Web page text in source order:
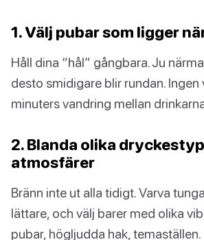
1. Välj pubar som ligger
Håll dina “hål” gångbara. Ju
desto smidigare blir rundan. Ingen
minuters vandring mellan
2. Blanda olika
atmosfärer
Bränn inte ut alla tidigt. Varva
lättare, och välj barer med olika
pubar, högljudda hak, temaställen.